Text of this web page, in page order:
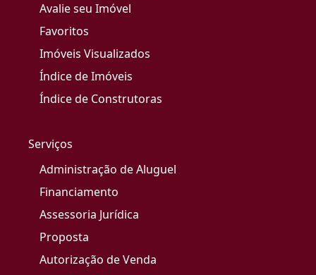
Avalie seu Imóvel
Favoritos
Imóveis Visualizados
Índice de Imóveis
Índice de Construtoras
Serviços
Administração de Aluguel
Financiamento
Assessoria Jurídica
Proposta
Autorização de Venda